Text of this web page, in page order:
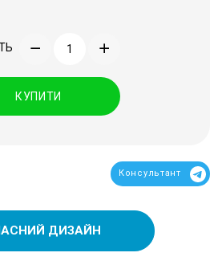
КУПИТИ
Консультант
ДИЗАЙН